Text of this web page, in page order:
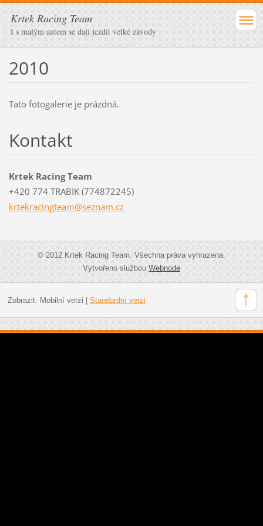
Krtek Racing Team
I s malým autem se dají jezdit velké závody
2010
Tato fotogalerie je prázdná.
Kontakt
Krtek Racing Team
+420 774 TRABIK (774872245)
krtekracingteam@seznam.cz
© 2012 Krtek Racing Team. Všechna práva vyhrazena.
Vytvořeno službouWebnode
Zobrazit: Mobilní verzi Standardní verzi